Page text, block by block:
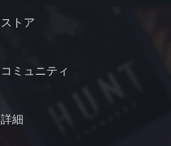
ストア
コミュニティ
詳細